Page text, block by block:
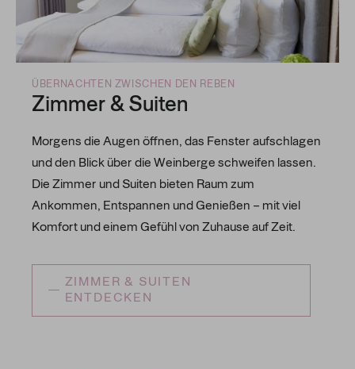
ÜBERNACHTEN ZWISCHEN DEN REBEN
Zimmer & Suiten
Morgens die Augen öffnen, das Fenster aufschlagen
und den Blick über die Weinberge schweifen lassen.
Die Zimmer und Suiten bieten Raum zum
Ankommen, Entspannen und Genießen – mit viel
Komfort und einem Gefühl von Zuhause auf Zeit.
ZIMMER & SUITEN
ENTDECKEN